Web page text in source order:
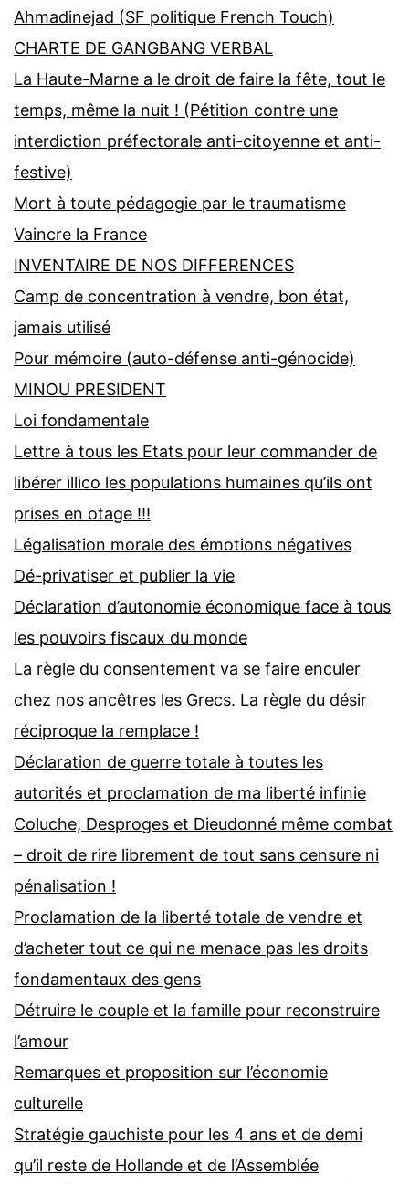
Ahmadinejad (SF politique French Touch)
CHARTE DE GANGBANG VERBAL
La Haute-Marne a le droit de faire la fête, tout le
temps, même la nuit ! (Pétition contre une
interdiction préfectorale anti-citoyenne et anti-
festive)
Mort à toute pédagogie par le traumatisme
Vaincre la France
INVENTAIRE DE NOS DIFFERENCES
Camp de concentration à vendre, bon état,
jamais utilisé
Pour mémoire (auto-défense anti-génocide)
MINOU PRESIDENT
Loi fondamentale
Lettre à tous les Etats pour leur commander de
libérer illico les populations humaines qu’ils ont
prises en otage !!!
Légalisation morale des émotions négatives
Dé-privatiser et publier la vie
Déclaration d’autonomie économique face à tous
les pouvoirs fiscaux du monde
La règle du consentement va se faire enculer
chez nos ancêtres les Grecs. La règle du désir
réciproque la remplace !
Déclaration de guerre totale à toutes les
autorités et proclamation de ma liberté infinie
Coluche, Desproges et Dieudonné même combat
– droit de rire librement de tout sans censure ni
pénalisation !
Proclamation de la liberté totale de vendre et
d’acheter tout ce qui ne menace pas les droits
fondamentaux des gens
Détruire le couple et la famille pour reconstruire
l’amour
Remarques et proposition sur l’économie
culturelle
Stratégie gauchiste pour les 4 ans et de demi
qu’il reste de Hollande et de l’Assemblée